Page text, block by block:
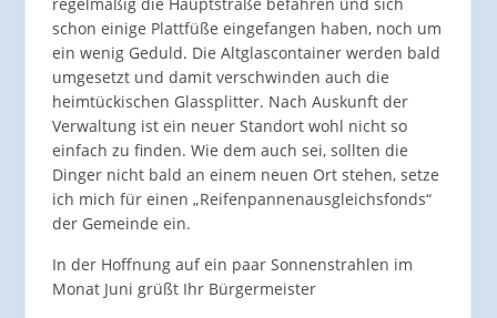
regelmäßig die Hauptstraße befahren und sich
schon einige Plattfüße eingefangen haben, noch um
ein wenig Geduld. Die Altglascontainer werden bald
umgesetzt und damit verschwinden auch die
heimtückischen Glassplitter. Nach Auskunft der
Verwaltung ist ein neuer Standort wohl nicht so
einfach zu finden. Wie dem auch sei, sollten die
Dinger nicht bald an einem neuen Ort stehen, setze
ich mich für einen „Reifenpannenausgleichsfonds“
der Gemeinde ein.
In der Hoffnung auf ein paar Sonnenstrahlen im
Monat Juni grüßt Ihr Bürgermeister